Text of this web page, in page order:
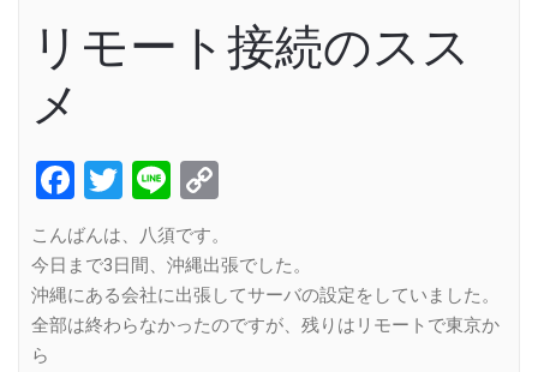
リモート接続のスス
メ
Facebook
Twitter
Line
こんばんは、八須です。
今日まで3日間、沖縄出張でした。
沖縄にある会社に出張してサーバの設定をしていました。
全部は終わらなかったのですが、残りはリモートで東京か
ら